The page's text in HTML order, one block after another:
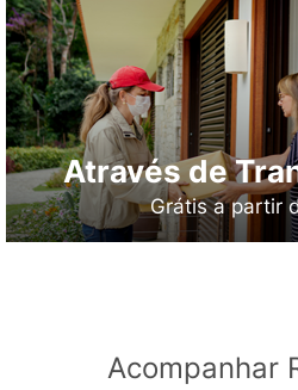
Através de
Grátis a partir
Acompanhar